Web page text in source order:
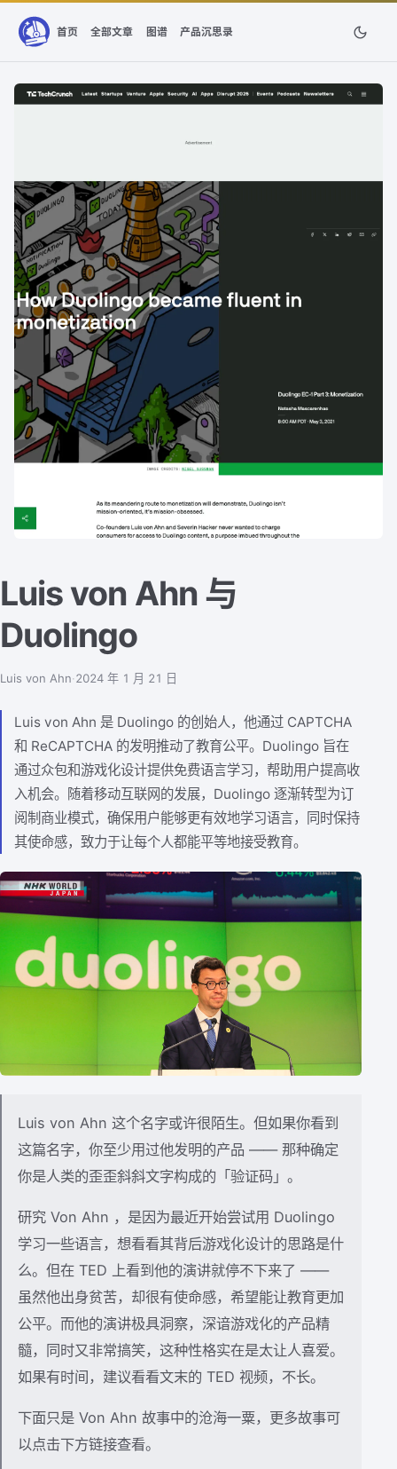
首页 全部文章 图谱 产品沉思录
Luis von Ahn 与
Duolingo
Luis von Ahn·2024 年 1 月 21 日
Luis von Ahn 是 Duolingo 的创始人，他通过 CAPTCHA
和 ReCAPTCHA 的发明推动了教育公平。Duolingo 旨在
通过众包和游戏化设计提供免费语言学习，帮助用户提高收
入机会。随着移动互联网的发展，Duolingo 逐渐转型为订
阅制商业模式，确保用户能够更有效地学习语言，同时保持
其使命感，致力于让每个人都能平等地接受教育。
Luis von Ahn 这个名字或许很陌生。但如果你看到
这篇名字，你至少用过他发明的产品 —— 那种确定
你是人类的歪歪斜斜文字构成的「验证码」。
研究 Von Ahn ，是因为最近开始尝试用 Duolingo
学习一些语言，想看看其背后游戏化设计的思路是什
么。但在 TED 上看到他的演讲就停不下来了 ——
虽然他出身贫苦，却很有使命感，希望能让教育更加
公平。而他的演讲极具洞察，深谙游戏化的产品精
髓，同时又非常搞笑，这种性格实在是太让人喜爱。
如果有时间，建议看看文末的 TED 视频，不长。
下面只是 Von Ahn 故事中的沧海一粟，更多故事可
以点击下方链接查看。